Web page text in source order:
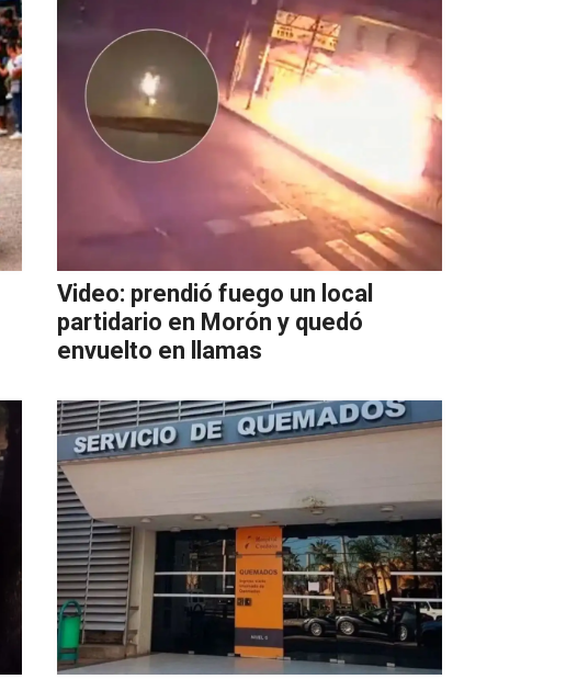
Video: prendió fuego un local
partidario en Morón y quedó
envuelto en llamas